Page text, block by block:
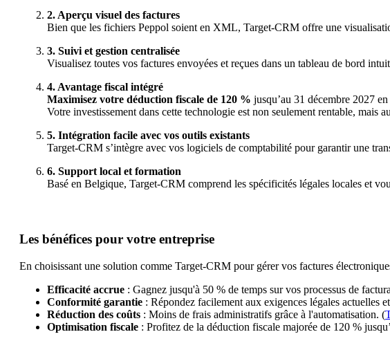
2. Aperçu visuel des factures
Bien que les fichiers Peppol soient en XML, Target-CRM offre une
3. Suivi et gestion centralisée
Visualisez toutes vos factures envoyées et reçues dans un tableau de bord
4. Avantage fiscal intégré
Maximisez votre déduction fiscale de 120 % jusqu’au 31 décembre 2027
Votre investissement dans cette technologie est non seulement rentable, mais
5. Intégration facile avec vos outils existants
Target-CRM s’intègre avec vos logiciels de comptabilité pour garantir une
6. Support local et formation
Basé en Belgique, Target-CRM comprend les spécificités légales locales et
Les bénéfices pour votre entreprise
En choisissant une solution comme Target-CRM pour gérer vos factures
Efficacité accrue : Gagnez jusqu'à 50 % de temps sur vos processus de
Conformité garantie : Répondez facilement aux exigences légales actuelles
Réduction des coûts : Moins de frais administratifs grâce à l'automatisation. (
Optimisation fiscale : Profitez de la déduction fiscale majorée de 120 %